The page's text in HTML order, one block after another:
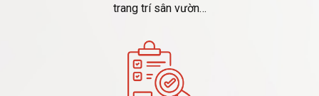
trang trí sân vườn…